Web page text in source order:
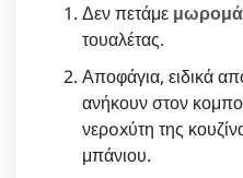
Δεν πετάμε
τουαλέτας.
Αποφάγια, ειδικά
ανήκουν στον
νερoxύτη της
μπάνιου.